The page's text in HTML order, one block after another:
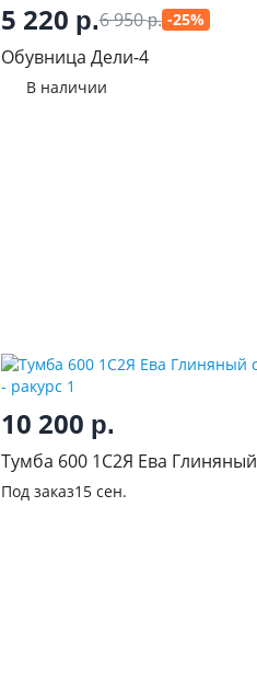
5 220 р.6 950р. -25%
Обувница Дели-4
В наличии
10 200 р.
Тумба 600 1С2Я Ева Глиняный
серый
Под заказ15 сен.